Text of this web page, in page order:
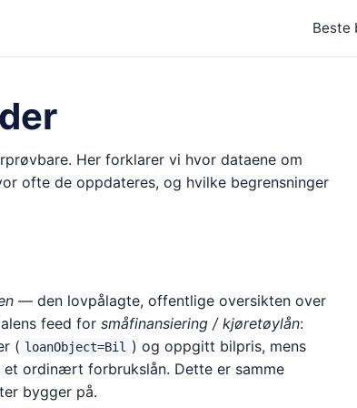
Beste
Her forklarer vi hvor dataene om
ofte de oppdateres, og hvilke begrensninger
— den lovpålagte, offentlige oversikten over
feed for småfinansiering / kjøretøylån:
( loanObject=Bil
) og oppgitt bilpris, mens
ordinært forbrukslån. Dette er samme
bygger på.